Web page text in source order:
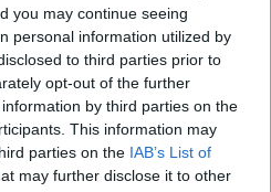
you may continue seeing
personal information utilized by
to third parties prior to
opt-out of the further
by third parties on the
This information may
parties on the IAB’s List of
may further disclose it to other